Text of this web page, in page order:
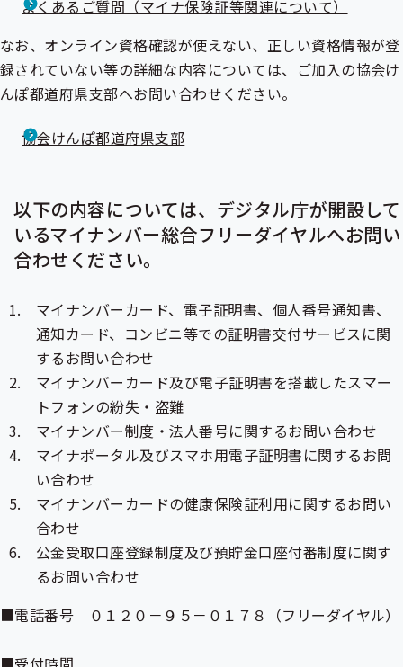
よくあるご質問（マイナ保険証等関連について）
なお、オンライン資格確認が使えない、正しい資格情報が登
録されていない等の詳細な内容については、ご加入の協会け
んぽ都道府県支部へお問い合わせください。
協会けんぽ都道府県支部
以下の内容については、デジタル庁が開設して
いるマイナンバー総合フリーダイヤルへお問い
合わせください。
マイナンバーカード、電子証明書、個人番号通知書、
通知カード、コンビニ等での証明書交付サービスに関
するお問い合わせ
マイナンバーカード及び電子証明書を搭載したスマー
トフォンの紛失・盗難
マイナンバー制度・法人番号に関するお問い合わせ
マイナポータル及びスマホ用電子証明書に関するお問
い合わせ
マイナンバーカードの健康保険証利用に関するお問い
合わせ
公金受取口座登録制度及び預貯金口座付番制度に関す
るお問い合わせ
■電話番号 ０１２０－９５－０１７８（フリーダイヤル）